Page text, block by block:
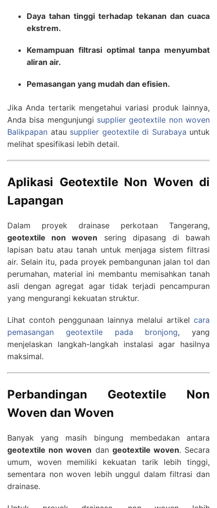
Daya tahan tinggi terhadap tekanan dan cuaca
ekstrem.
Kemampuan filtrasi optimal tanpa menyumbat
aliran air.
Pemasangan yang mudah dan efisien.
Jika Anda tertarik mengetahui variasi produk lainnya,
Anda bisa mengunjungi supplier geotextile non woven
Balikpapan atau supplier geotextile di Surabaya untuk
melihat spesifikasi lebih detail.
Aplikasi Geotextile Non Woven di
Lapangan
Dalam proyek drainase perkotaan Tangerang,
geotextile non woven sering dipasang di bawah
lapisan batu atau tanah untuk menjaga sistem filtrasi
air. Selain itu, pada proyek pembangunan jalan tol dan
perumahan, material ini membantu memisahkan tanah
asli dengan agregat agar tidak terjadi pencampuran
yang mengurangi kekuatan struktur.
Lihat contoh penggunaan lainnya melalui artikel cara
pemasangan geotextile pada bronjong, yang
menjelaskan langkah-langkah instalasi agar hasilnya
maksimal.
Perbandingan Geotextile Non
Woven dan Woven
Banyak yang masih bingung membedakan antara
geotextile non woven dan geotextile woven. Secara
umum, woven memiliki kekuatan tarik lebih tinggi,
sementara non woven lebih unggul dalam filtrasi dan
drainase.